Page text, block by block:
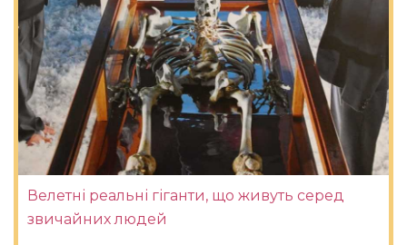
Велетні реальні гіганти, що живуть серед
звичайних людей